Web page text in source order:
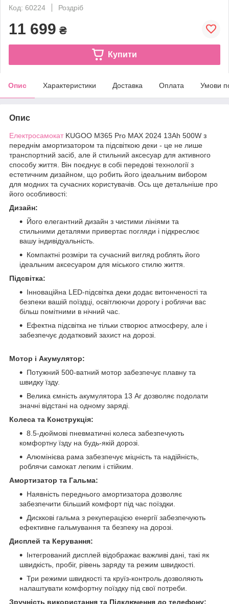
Код: 60224
Роздріб
11 699 ₴
Купити
Опис Характеристики Доставка Оплата Умови
Опис
ЕлектросамокатKUGOO М365 Pro MAX 2024 13Ah 500W з
переднім амортизатором та підсвіткою деки - це не лише
транспортний засіб, але й стильний аксесуар для активного
способу життя. Він поєднує в собі передові технології з
естетичним дизайном, що робить його ідеальним вибором
для модних та сучасних користувачів. Ось ще детальніше про
його особливості:
Дизайн:
Його елегантний дизайн з чистими лініями та
стильними деталями привертає погляди і підкреслює
вашу індивідуальність.
Компактні розміри та сучасний вигляд роблять його
ідеальним аксесуаром для міського стилю життя.
Підсвітка:
Інноваційна LED-підсвітка деки додає витонченості та
безпеки вашій поїздці, освітлюючи дорогу і роблячи вас
більш помітними в нічний час.
Ефектна підсвітка не тільки створює атмосферу, але і
забезпечує додатковий захист на дорозі.
Мотор і Акумулятор:
Потужний 500-ватний мотор забезпечує плавну та
швидку їзду.
Велика ємність акумулятора 13 Аг дозволяє подолати
значні відстані на одному заряді.
Колеса та Конструкція:
8.5-дюймові пневматичні колеса забезпечують
комфортну їзду на будь-якій дорозі.
Алюмінієва рама забезпечує міцність та надійність,
роблячи самокат легким і стійким.
Амортизатор та Гальма:
Наявність переднього амортизатора дозволяє
забезпечити більший комфорт під час поїздки.
Дисккові гальма з рекуперацією енергії забезпечують
ефективне гальмування та безпеку на дорозі.
Дисплей та Керування:
Інтегрований дисплей відображає важливі дані, такі як
швидкість, пробіг, рівень заряду та режим швидкості.
Три режими швидкості та круїз-контроль дозволяють
налаштувати комфортну поїздку під свої потреби.
Зручність використання та Підключення до телефону: